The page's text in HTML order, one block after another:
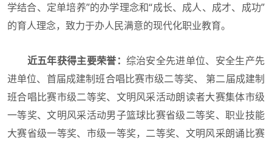
学结合、定单培养”的办学理念和“成长、成人、成才、成功”
的育人理念，致力于办人民满意的现代化职业教育。
近五年获得主要荣誉： 综治安全先进单位、安全生产先
进单位、首届成建制班合唱比赛市级二等奖、 第二届成建制
班合唱比赛市级二等奖、文明风采活动朗读者大赛集体市级
一等奖、文明风采活动男子篮球比赛省级二等奖、职业技能
大赛省级一等奖、市级一等奖，二等奖、文明风采朗诵比赛